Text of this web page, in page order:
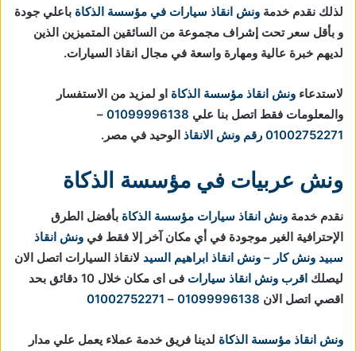
لذلك نقدم خدمة ونش انقاذ سيارات في مؤسسة الذكاة باعلي جودة
و بأقل سعر تحت إشراف مجموعة من السائقين المتميزين الذين
لديهم خبرة عالية ومهارة واسعة في مجال انقاذ السيارات.
لاستدعاء ونش انقاذ مؤسسة الذكاة او لمزيد من الاستفسار
والمعلومات فقط اتصل بنا علي 01099996138
–
01002752271 رقم ونش الانقاذ الوحيد في مصر.
ونش عربيات في مؤسسة الذكاة
نقدم خدمة ونش انقاذ سيارات مؤسسة الذكاة بأفضل الطرق
الإحترافية الغير موجودة في أي مكان آخر إلا فقط في ونش انقاذ
سبيد ونش كار – ونش انقاذ ابراهيم السيد لانقاذ السيارات اتصل الان
ليصلك اقرب ونش انقاذ سيارات
فى اى مكان خلال 10 دقائق بحد
اقصي اتصل الان 01099996138
–
01002752271
ونش انقاذ مؤسسة الذكاة لدينا فريق خدمة عملاء يعمل علي مدار